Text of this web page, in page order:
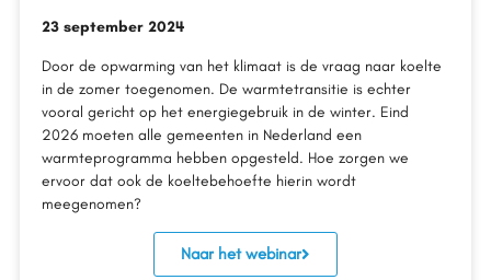
23 september 2024
Door de opwarming van het klimaat is de vraag naar koelte
in de zomer toegenomen. De warmtetransitie is echter
vooral gericht op het energiegebruik in de winter. Eind
2026 moeten alle gemeenten in Nederland een
warmteprogramma hebben opgesteld. Hoe zorgen we
ervoor dat ook de koeltebehoefte hierin wordt
meegenomen?
Naar het webinar